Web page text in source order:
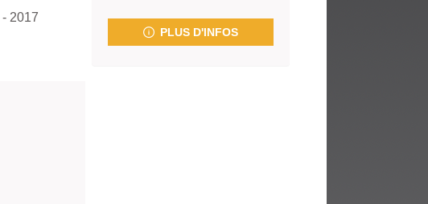
- 2017
PLUS D'INFOS